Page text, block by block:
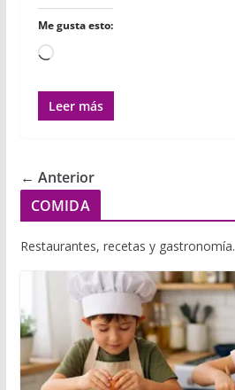
Me gusta esto:
Cargando...
Leer más
← Anterior
COMIDA
Restaurantes, recetas y gastronomía.